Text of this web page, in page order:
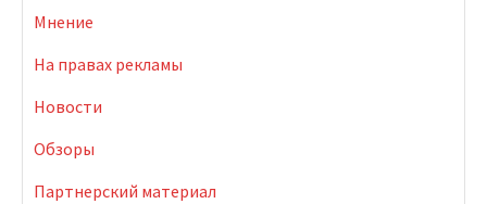
Мнение
На правах рекламы
Новости
Обзоры
Партнерский материал